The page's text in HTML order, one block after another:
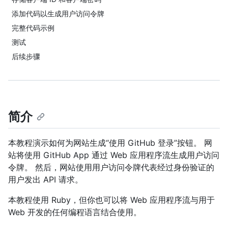
添加代码以生成用户访问令牌
完整代码示例
测试
后续步骤
简介
本教程演示如何为网站生成“使用 GitHub 登录”按钮。 网
站将使用 GitHub App 通过 Web 应用程序流生成用户访问
令牌。 然后，网站使用用户访问令牌代表经过身份验证的
用户发出 API 请求。
本教程使用 Ruby，但你也可以将 Web 应用程序流与用于
Web 开发的任何编程语言结合使用。